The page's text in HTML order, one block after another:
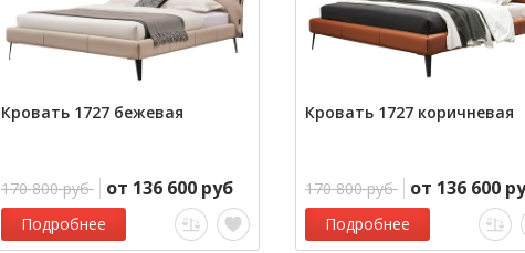
Кровать 1727 бежевая
170 800 руб от 136 600 руб
Подробнее
Кровать 1727 коричневая
170 800 руб от 136 600
Подробнее